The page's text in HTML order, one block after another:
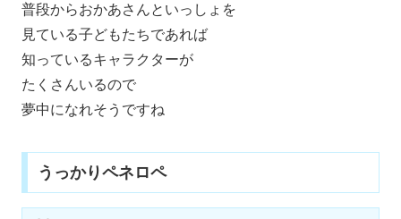
普段からおかあさんといっしょを
見ている子どもたちであれば
知っているキャラクターが
たくさんいるので
夢中になれそうですね
うっかりペネロペ